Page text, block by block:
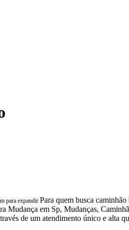
para expandir Para quem busca
Mudança em Sp, Mudanças,
de um atendimento único e alta